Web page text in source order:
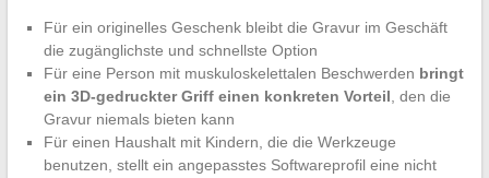
Für ein originelles Geschenk bleibt die Gravur im Geschäft
die zugänglichste und schnellste Option
Für eine Person mit muskuloskelettalen Beschwerden bringt
ein 3D-gedruckter Griff einen konkreten Vorteil, den die
Gravur niemals bieten kann
Für einen Haushalt mit Kindern, die die Werkzeuge
benutzen, stellt ein angepasstes Softwareprofil eine nicht